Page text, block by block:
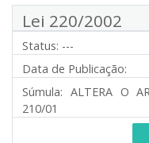
Lei 220/2002
Status: ---
Data de Publicação:
Súmula: ALTERA O
210/01